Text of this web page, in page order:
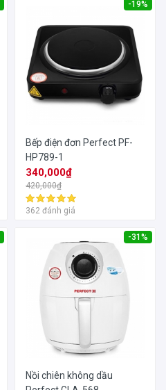
-19%
Bếp điện đơn Perfect PF-
HP789-1
340,000₫
420,000₫
362 đánh giá
-31%
Nồi chiên không dầu